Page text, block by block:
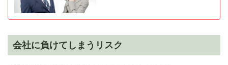
会社に負けてしまうリスク